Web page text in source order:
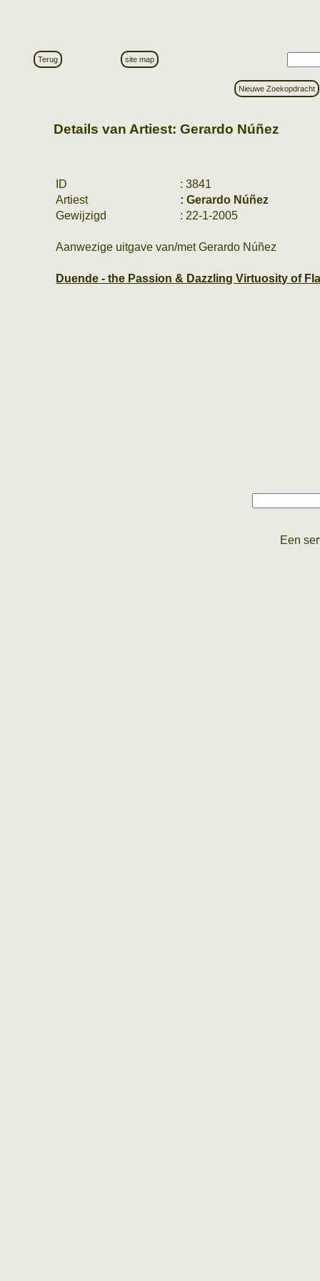
Terug site map
Nieuwe Zoekopdracht
Details van Artiest: Gerardo Núñez
ID
: 3841
Artiest
: Gerardo Núñez
Gewijzigd
: 22-1-2005
Aanwezige uitgave van/met Gerardo Núñez
Duende - the Passion & Dazzling Virtuosity of
Een